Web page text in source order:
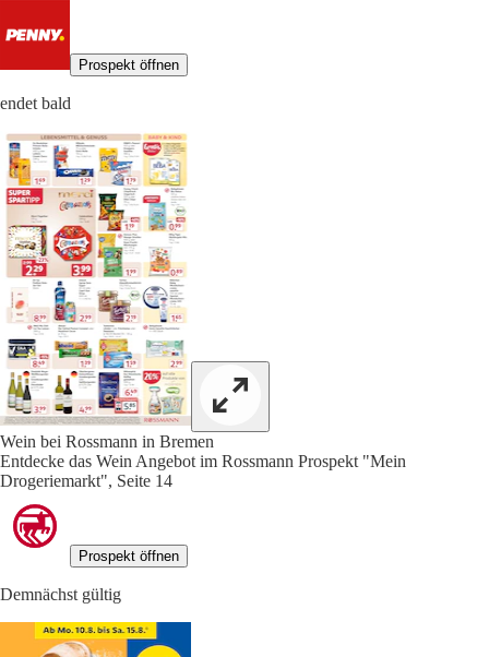
Prospekt öffnen
endet bald
Wein bei Rossmann in Bremen
Entdecke das Wein Angebot im Rossmann Prospekt "Mein
Drogeriemarkt", Seite 14
Prospekt öffnen
Demnächst gültig